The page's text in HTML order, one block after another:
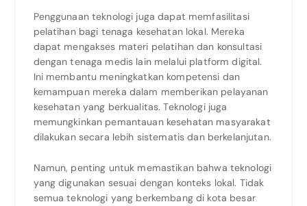
Penggunaan teknologi juga dapat memfasilitasi
pelatihan bagi tenaga kesehatan lokal. Mereka
dapat mengakses materi pelatihan dan konsultasi
dengan tenaga medis lain melalui platform digital.
Ini membantu meningkatkan kompetensi dan
kemampuan mereka dalam memberikan pelayanan
kesehatan yang berkualitas. Teknologi juga
memungkinkan pemantauan kesehatan masyarakat
dilakukan secara lebih sistematis dan berkelanjutan.
Namun, penting untuk memastikan bahwa teknologi
yang digunakan sesuai dengan konteks lokal. Tidak
semua teknologi yang berkembang di kota besar